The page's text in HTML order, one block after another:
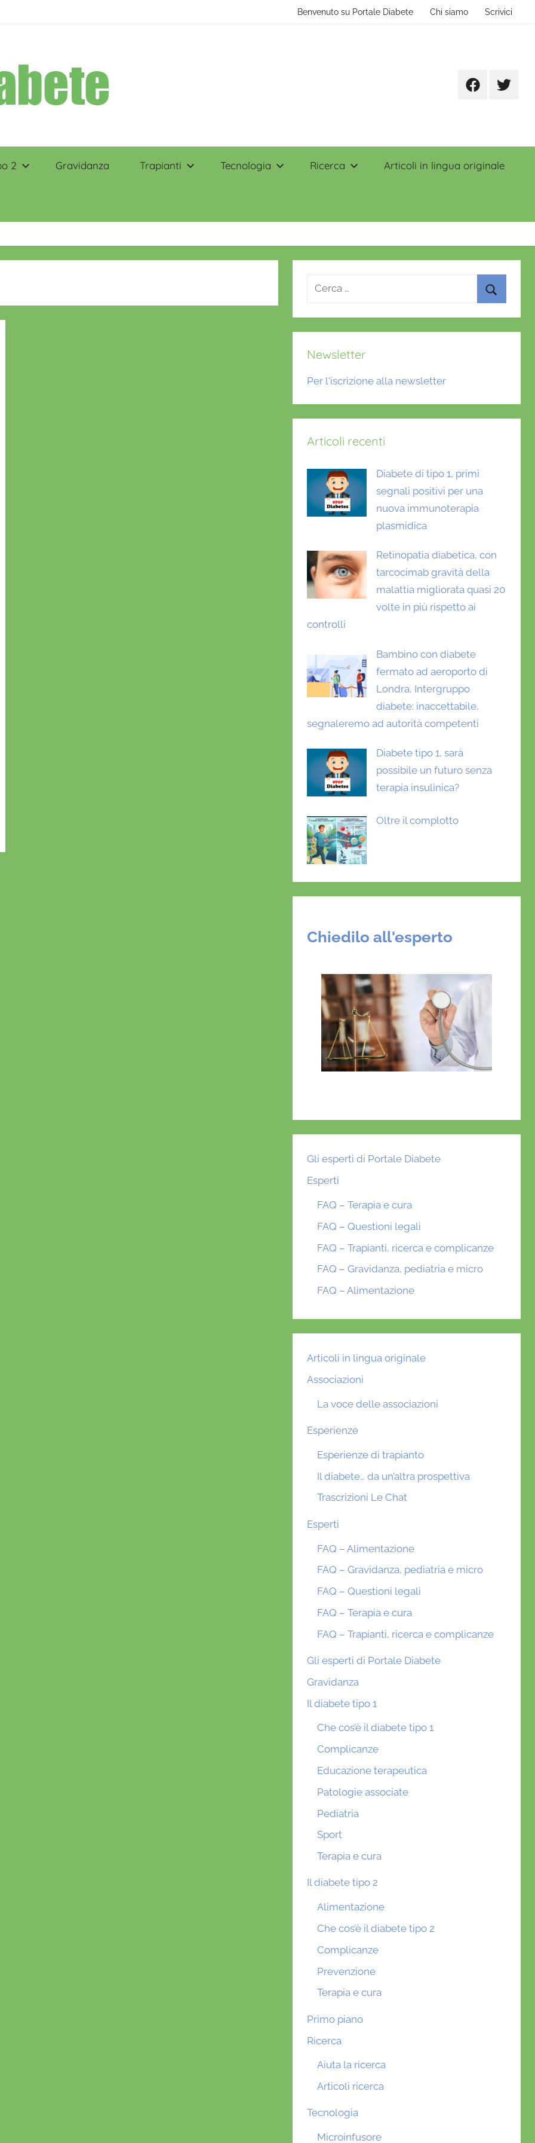
Benvenuto su Portale Diabete Chi siamo Scrivici
FacebookTwitter
2 Gravidanza Trapianti Tecnologia Ricerca Articoli in lingua originale
Ricerca
Newsletter
Per l'iscrizione alla newsletter
Articoli recenti
Diabete di tipo 1, primi
segnali positivi per una
nuova immunoterapia
plasmidica
Retinopatia diabetica, con
tarcocimab gravità della
malattia migliorata quasi 20
volte in più rispetto ai
controlli
Bambino con diabete
fermato ad aeroporto di
Londra, Intergruppo
diabete: inaccettabile,
segnaleremo ad autorità competenti
Diabete tipo 1, sarà
possibile un futuro senza
terapia insulinica?
Oltre il complotto
Chiedilo all'esperto
Gli esperti di Portale Diabete
Esperti
FAQ – Terapia e cura
FAQ – Questioni legali
FAQ – Trapianti, ricerca e complicanze
FAQ – Gravidanza, pediatria e micro
FAQ – Alimentazione
Articoli in lingua originale
Associazioni
La voce delle associazioni
Esperienze
Esperienze di trapianto
Il diabete… da un’altra prospettiva
Trascrizioni Le Chat
Esperti
FAQ – Alimentazione
FAQ – Gravidanza, pediatria e micro
FAQ – Questioni legali
FAQ – Terapia e cura
FAQ – Trapianti, ricerca e complicanze
Gli esperti di Portale Diabete
Gravidanza
Il diabete tipo 1
Che cos’è il diabete tipo 1
Complicanze
Educazione terapeutica
Patologie associate
Pediatria
Sport
Terapia e cura
Il diabete tipo 2
Alimentazione
Che cos’è il diabete tipo 2
Complicanze
Prevenzione
Terapia e cura
Primo piano
Ricerca
Aiuta la ricerca
Articoli ricerca
Tecnologia
Microinfusore